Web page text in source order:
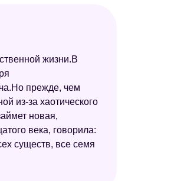
жизни.В
прежде, чем
из-за хаотического
новая,
века, говорила:
существ, все семя